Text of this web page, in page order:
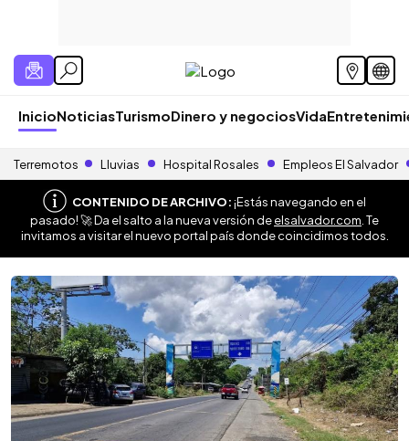
InicioNoticiasTurismoDinero y negociosVida
Terremotos Lluvias Hospital Rosales Empleos El Salvador
CONTENIDO DE ARCHIVO:¡Estás navegando en el
pasado! 🚀 Da el salto a la nueva versión deelsalvador.com . Te
invitamos a visitar el nuevo portal país donde coincidimos todos.